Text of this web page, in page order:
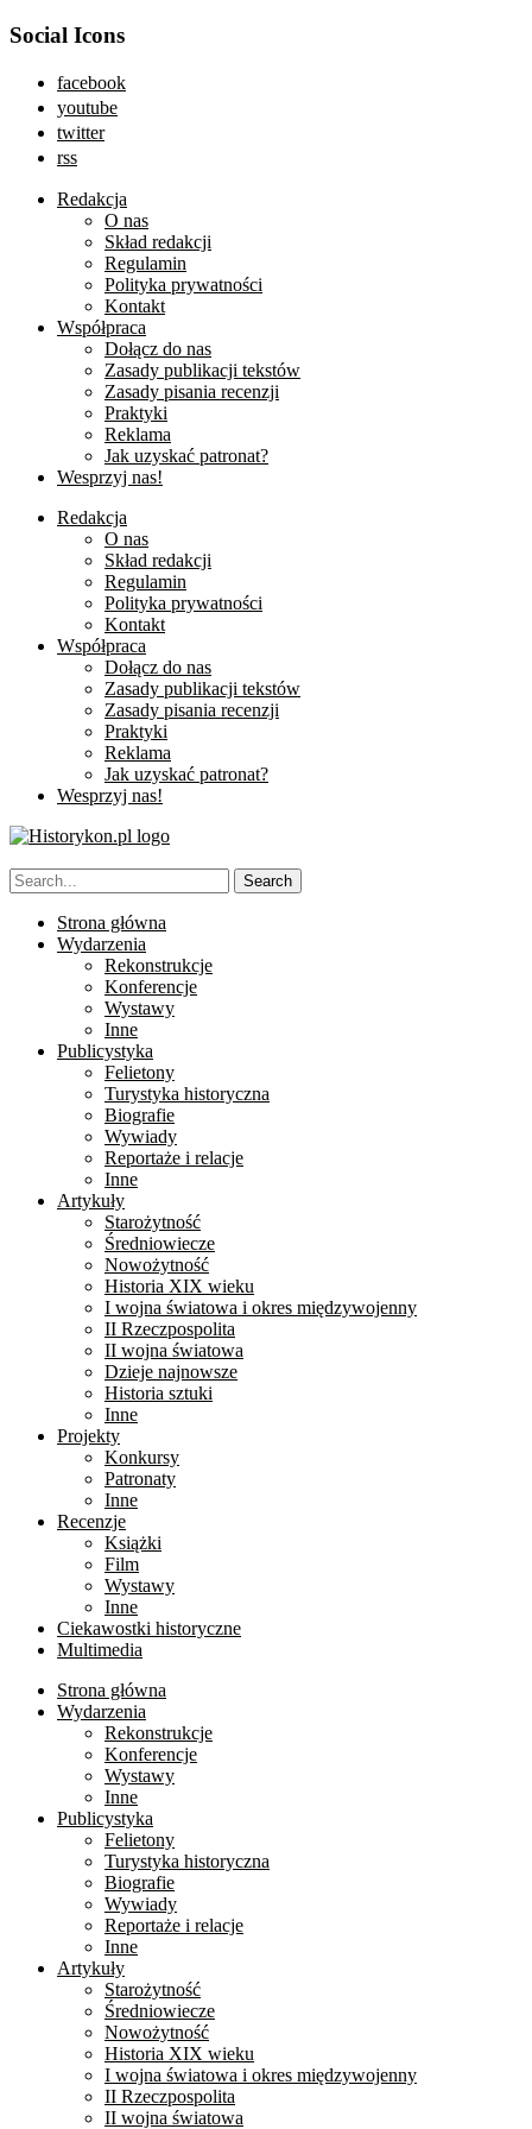
Social Icons
facebook
youtube
twitter
rss
Redakcja
O nas
Skład redakcji
Regulamin
Polityka prywatności
Kontakt
Współpraca
Dołącz do nas
Zasady publikacji tekstów
Zasady pisania recenzji
Praktyki
Reklama
Jak uzyskać patronat?
Wesprzyj nas!
Redakcja
O nas
Skład redakcji
Regulamin
Polityka prywatności
Kontakt
Współpraca
Dołącz do nas
Zasady publikacji tekstów
Zasady pisania recenzji
Praktyki
Reklama
Jak uzyskać patronat?
Wesprzyj nas!
Strona główna
Wydarzenia
Rekonstrukcje
Konferencje
Wystawy
Inne
Publicystyka
Felietony
Turystyka historyczna
Biografie
Wywiady
Reportaże i relacje
Inne
Artykuły
Starożytność
Średniowiecze
Nowożytność
Historia XIX wieku
I wojna światowa i okres międzywojenny
II Rzeczpospolita
II wojna światowa
Dzieje najnowsze
Historia sztuki
Inne
Projekty
Konkursy
Patronaty
Inne
Recenzje
Książki
Film
Wystawy
Inne
Ciekawostki historyczne
Multimedia
Strona główna
Wydarzenia
Rekonstrukcje
Konferencje
Wystawy
Inne
Publicystyka
Felietony
Turystyka historyczna
Biografie
Wywiady
Reportaże i relacje
Inne
Artykuły
Starożytność
Średniowiecze
Nowożytność
Historia XIX wieku
I wojna światowa i okres międzywojenny
II Rzeczpospolita
II wojna światowa